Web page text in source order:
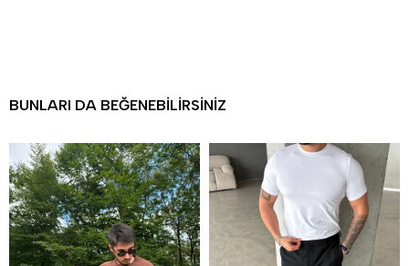
BUNLARI DA BEĞENEBILIRSINIZ